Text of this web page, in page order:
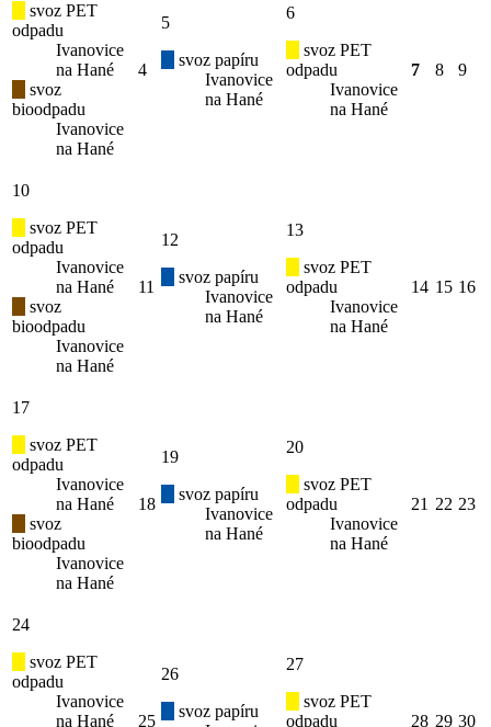
svoz PET
odpadu
Ivanovice
na Hané
svoz
bioodpadu
Ivanovice
na Hané
4
5
svoz papíru
Ivanovice
na Hané
6
svoz PET
odpadu
Ivanovice
na Hané
7 8 9
10
svoz PET
odpadu
Ivanovice
na Hané
svoz
bioodpadu
Ivanovice
na Hané
11
12
svoz papíru
Ivanovice
na Hané
13
svoz PET
odpadu
Ivanovice
na Hané
14 15 16
17
svoz PET
odpadu
Ivanovice
na Hané
svoz
bioodpadu
Ivanovice
na Hané
18
19
svoz papíru
Ivanovice
na Hané
20
svoz PET
odpadu
Ivanovice
na Hané
21 22 23
24
svoz PET
odpadu
Ivanovice
na Hané
25
26
svoz papíru
27
svoz PET
odpadu
28 29 30